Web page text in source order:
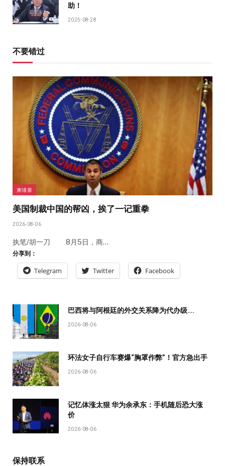
助！
2025-08-28
不要错过
柬埔寨
美国制裁中国的帮凶，挨了一记重拳
2026-08-06
执笔/胡一刀 8月5日，商…
分享到：
Telegram Twitter Facebook
巴西将与阿根廷的外交关系降为代办级….
2026-08-06
环法女子自行车赛爆“胸罩作弊”！官方急出手
2026-08-06
记忆体涨太狠 华为余承东：手机随后恐大涨
价
2026-08-06
保持联系